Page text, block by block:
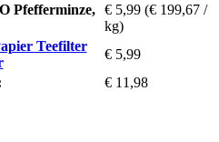
Pfefferminze,
€ 5,99 (€ 199,67 /
kg)
Teefilter
€ 5,99
€ 11,98